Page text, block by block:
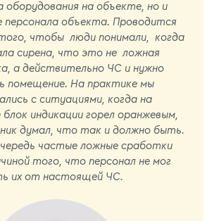
оборудования на объекте, но и
персонала объекта. Проводится
чтобы люди понимали, когда
сирена, что это не ложная
а действительно ЧС и нужно
помещение. На практике мы
с ситуациями, когда на
индикации горел оранжевым,
думал, что так и должно быть.
частые ложные сработки
того, что персонал не мог
их от настоящей ЧС.